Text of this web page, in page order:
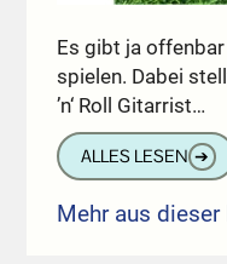
Es gibt ja
spielen. Dabei
’n‘ Roll Gitarrist…
ALLES LESEN ➔
Mehr aus dieser